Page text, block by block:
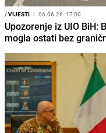
/VIJESTI I 06.06.26. 17:00
Upozorenje iz UIO BiH:
mogla ostati bez